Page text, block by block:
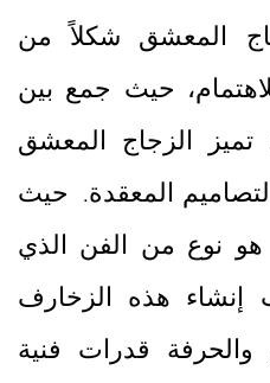
المعشق شكلاً من
حيث جمع بين
تميز الزجاج المعشق
المعقدة. حيث
هو نوع من الفن الذي
إنشاء هذه الزخارف
والحرفة قدرات فنية